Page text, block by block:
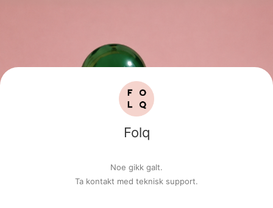
Folq
Noe gikk galt.
Ta kontakt med teknisk support.